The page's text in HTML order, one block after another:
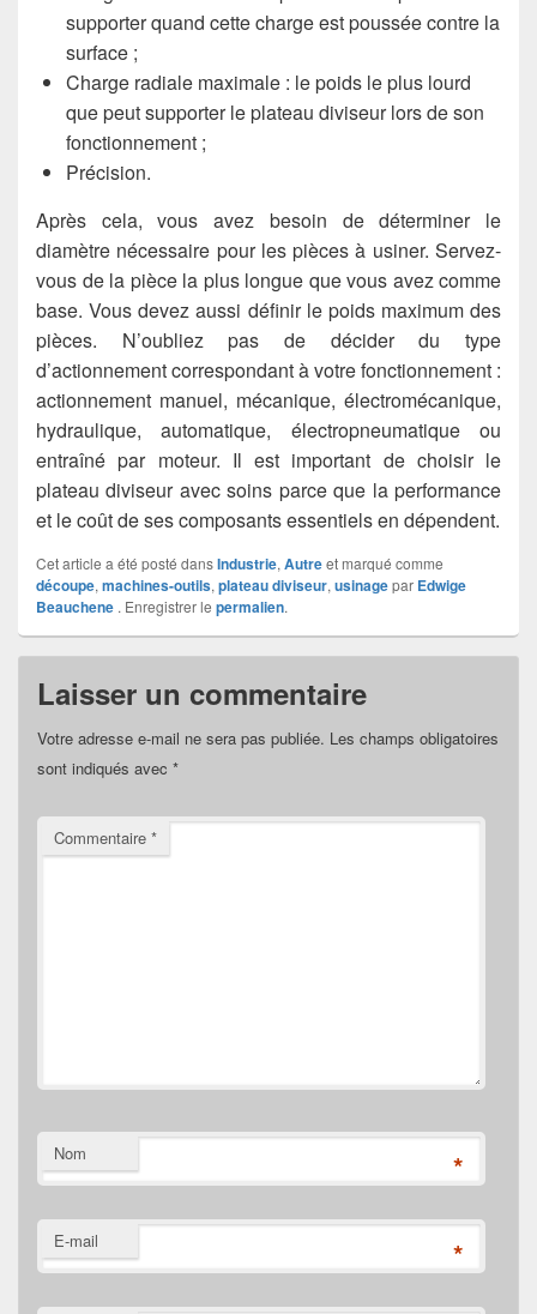
supporter quand cette charge est poussée contre la
surface ;
Charge radiale maximale : le poids le plus lourd
que peut supporter le plateau diviseur lors de son
fonctionnement ;
Précision.
Après cela, vous avez besoin de déterminer le
diamètre nécessaire pour les pièces à usiner. Servez-
vous de la pièce la plus longue que vous avez comme
base. Vous devez aussi définir le poids maximum des
pièces. N’oubliez pas de décider du type
d’actionnement correspondant à votre fonctionnement :
actionnement manuel, mécanique, électromécanique,
hydraulique, automatique, électropneumatique ou
entraîné par moteur. Il est important de choisir le
plateau diviseur avec soins parce que la performance
et le coût de ses composants essentiels en dépendent.
Cet article a été posté dansIndustrie, Autreet marqué comme
découpe, machines-outils, plateau diviseur, usinagepar Edwige
Beauchene . Enregistrer le permalien.
Laisser un commentaire
Votre adresse e-mail ne sera pas publiée. Les champs obligatoires
sont indiqués avec *
Commentaire *
Nom *
E-mail *